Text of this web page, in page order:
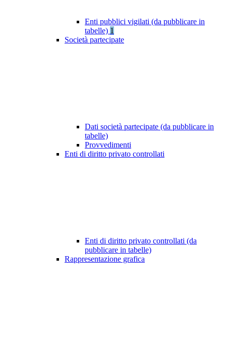
Enti pubblici vigilati (da pubblicare in
tabelle) 1
Società partecipate
Dati società partecipate (da pubblicare in
tabelle)
Provvedimenti
Enti di diritto privato controllati
Enti di diritto privato controllati (da
pubblicare in tabelle)
Rappresentazione grafica